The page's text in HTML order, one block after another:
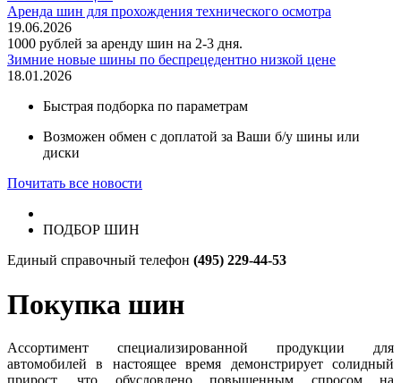
Аренда шин для прохождения технического осмотра
19.06.2026
1000 рублей за аренду шин на 2-3 дня.
Зимние новые шины по беспрецедентно низкой цене
18.01.2026
Быстрая подборка по параметрам
Возможен обмен с доплатой за Ваши б/у шины или
диски
Почитать все новости
ПОДБОР ШИН
Единый справочный телефон (495) 229-44-53
Покупка шин
Ассортимент специализированной продукции для
автомобилей в настоящее время демонстрирует солидный